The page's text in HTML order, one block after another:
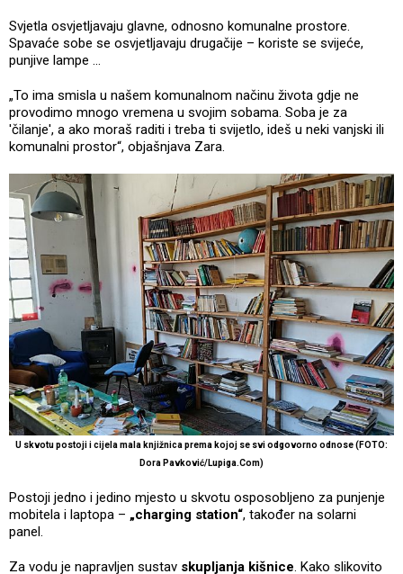
Svjetla osvjetljavaju glavne, odnosno komunalne prostore.
Spavaće sobe se osvjetljavaju drugačije – koriste se svijeće,
punjive lampe …
„To ima smisla u našem komunalnom načinu života gdje ne
provodimo mnogo vremena u svojim sobama. Soba je za
'čilanje', a ako moraš raditi i treba ti svijetlo, ideš u neki vanjski ili
komunalni prostor“, objašnjava Zara.
U skvotu postoji i cijela mala knjižnica prema kojoj se svi odgovorno odnose (FOTO:
Dora Pavković/Lupiga.Com)
Postoji jedno i jedino mjesto u skvotu osposobljeno za punjenje
mobitela i laptopa – „charging station“, također na solarni
panel.
Za vodu je napravljen sustav skupljanja kišnice. Kako slikovito